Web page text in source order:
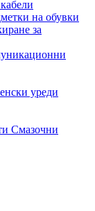
на обувки
за
уреди
Смазочни